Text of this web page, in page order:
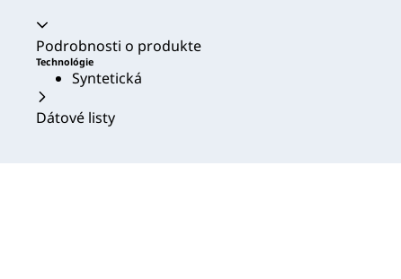
Akordeón sa zrútil
Podrobnosti o produkte
Technológie
Syntetická
Dátové listy